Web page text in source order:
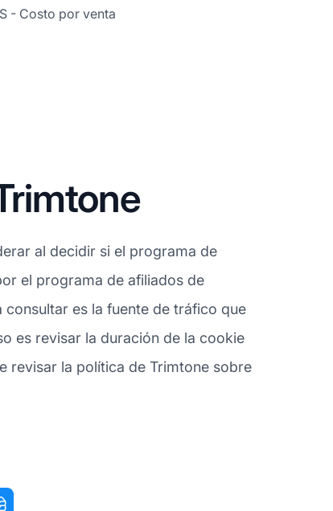
- Costo por venta
al decidir si el programa de
el programa de afiliados de
es la fuente de tráfico que
es revisar la duración de la cookie
revisar la política de Trimtone sobre